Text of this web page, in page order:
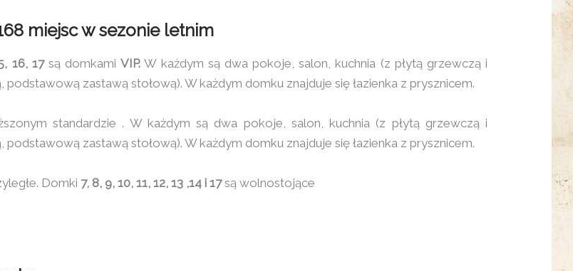
miejsc w sezonie letnim
16, 17są domkamiVIP. W każdym są dwa pokoje, salon, kuchnia (z płytą grzewczą i
zastawą stołową). W każdym domku znajduje się łazienka z prysznicem.
standardzie . W każdym są dwa pokoje, salon, kuchnia (z płytą grzewczą i
zastawą stołową). W każdym domku znajduje się łazienka z prysznicem.
Domki 7, 8, 9, 10, 11, 12, 13 ,14 i 17są wolnostojące